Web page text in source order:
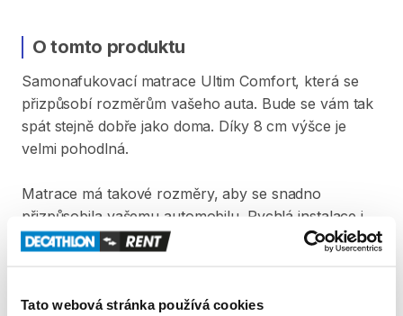
Tato webová stránka používá cookies
O tomto produktu
Samonafukovací matrace Ultim Comfort​​​​,​ která se
přizpůsobí rozměrům vašeho auta. Bude se vám tak
spát stejně dobře jako doma. Díky 8 cm výšce je
velmi pohodlná.
Matrace má takové rozměry​​​​,​ aby se snadno
přizpůsobila vašemu automobilu. Rychlá instalace i
sbalení díky samonafukovacímu a vysoké
Kompatibilní s většinou vozidel kombi